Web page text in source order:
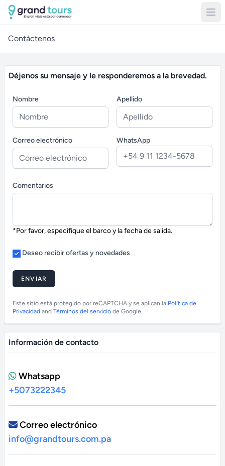
Contáctenos
Información de contacto
Whatsapp
+5073222345
Correo electrónico
info@grandtours.com.pa
Déjenos su mensaje y le responderemos a la brevedad.
Nombre Apellido
Correo electrónico WhatsApp
Comentarios
*Por favor, especifique el barco y la fecha de salida.
Deseo recibir ofertas y novedades
ENVIAR
Este sitio está protegido por reCAPTCHA y se aplican la Política de
Privacidad and Términos del servicio de Google.